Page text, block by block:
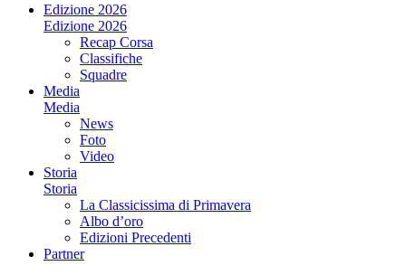
Edizione 2026
Edizione 2026
Recap Corsa
Classifiche
Squadre
Media
Media
News
Foto
Video
Storia
Storia
La Classicissima di Primavera
Albo d’oro
Edizioni Precedenti
Partner